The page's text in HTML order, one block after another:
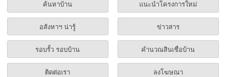
ค้นหาบ้าน แนะนำโครงการใหม่
อสังหาฯ น่ารู้ ข่าวสาร
รอบรั้ว รอบบ้าน คำนวณสินเชื่อบ้าน
ติดต่อเรา ลงโฆษณา